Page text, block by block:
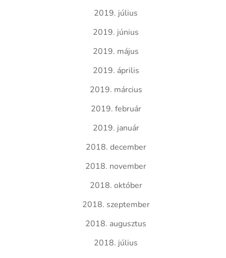
2019. július
2019. június
2019. május
2019. április
2019. március
2019. február
2019. január
2018. december
2018. november
2018. október
2018. szeptember
2018. augusztus
2018. július